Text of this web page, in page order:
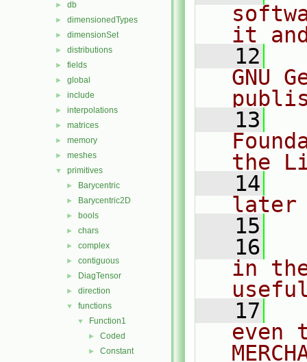
► db
► dimensionedTypes
► dimensionSet
► distributions
► fields
► global
► include
► interpolations
► matrices
► memory
► meshes
▼ primitives
► Barycentric
► Barycentric2D
► bools
► chars
► complex
► contiguous
► DiagTensor
► direction
▼ functions
▼ Function1
► Coded
► Constant
it
   12
GNU
   13
the
   14
later
   15
   16
in
   17
even